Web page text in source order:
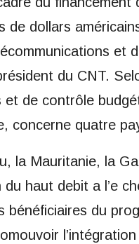
de dollars
et
du CNT.
de contrôle
concerne quatre
la Mauritanie, la
haut debit a l’e
du
l’intégration